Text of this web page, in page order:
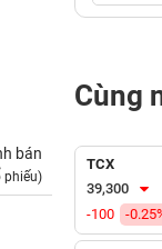
bán
phiếu)
Cùng
TCX
39,300
-100
-